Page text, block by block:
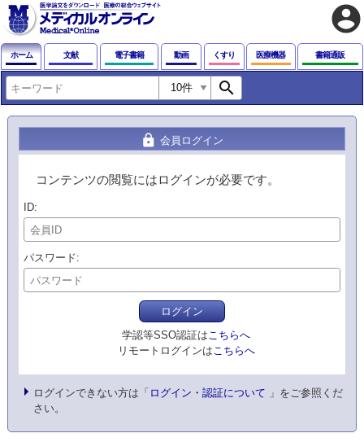
account_circle
ホーム 文献 電子書籍 動画 くすり 医療機器 書籍通販
search
lock 会員ログイン
コンテンツの閲覧にはログインが必要です。
ID
パスワード
ログイン
学認等SSO認証はこちらへ
リモートログインはこちらへ
ログインできない方は「 ログイン・認証について 」をご参照くだ
さい。